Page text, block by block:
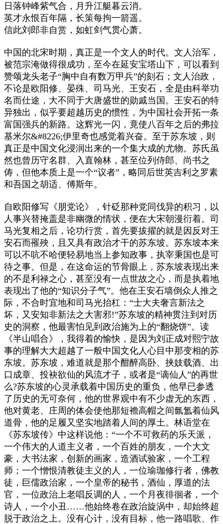
日落钟峰紫气合，月升江艇暮云消。
英才永恨百年隔，长策每拘一箭遥。
信此刘郎非自赏，如虹剑气贯心萧。
中国的北宋时期，真正是一个文人的时代。文人治军，
被范宗淹做得很成功，至今在延安宝塔山下，可以看到
赞颂龙头老子“胸中自有数万甲兵”的刻石；文人治政，
不论是欧阳修、晏殊、司马光、王安石，全是由科举功
名而仕途，大不同于大唐盛世的勋戚当国。王安石的特
异独出，似乎要超越历史的惯性，为中国社会开拓一条
富国强兵的新路。这辉光一闪，竟使八百年之后的弗拉
基米尔&#8226;伊里奇也感觉着兴奋。至于苏东坡，则
真正是中国文化浸润出来的一个集大成的尤物。苏氏虽
然也曾历守名群、入直翰林，甚至位列侍郎、尚书之
俦，但他本质上是一个“议者”，略同后世英吉利之罗素
和吾国之胡适、傅斯年。
自欧阳修写《朋党论》，针砭那种党同伐异的积习，以
人事兴替掩盖是非幽微的情状，便在大宋朝漫衍着。司
马光复相之后，论功行赏，首先要拔擢的就是因反对王
安石而罹殃，且又具有政治才干的苏东坡。苏东坡本来
可以不吭不哈便轻易地当上参知政事，执宰秉国也是可
待之事。但是，在这命运的节骨眼上，苏东坡表现出来
的不是利禄之心，甚至没有一点世故之心，而是执着地
表现出了他的“知识分子气”。他在王安石墙倒众人推之
际，不合时宜地和司马光抬杠：“士大夫奢言新法之
坏，又安知非新法之大害邪!”苏东坡的精神贯注到对历
史的洞察，他最害怕见到政治施为上的“翻烧饼”。读
《半山唱合》，我得着的愉快，是因为刘正成对熙宁故
事的理解大大超越了一般中国文化人心目中那变相的苏
东坡。苏东坡，难道就是那个酣醉高卧、挟妓载酒、出
口成章、投袂欲仙的风流才子，或者是“谪仙人”的再世
么?苏东坡的心灵承载着中国历史的重负，他早已参透
了历史的无可奈何，他的世界观中有不少虚无的东西，
他对黄老、庄周的体会使他那短襜高帽之间氤氲着仙风
道骨，他的足履又坚实地踏着人间的厚土。林语堂在
《苏东坡传》中这样说他：“一个不可救药的乐天派，
一个伟大的人道主义者，一个百姓的朋友，一个大文
豪，大书法家，创新的画家，造酒试验家，一个工程
师；一个憎恨清教徒主义的人，一位瑜珈修行者，佛教
徒，巨儒政治家，一个皇帝的秘书，酒仙，厚道的法
官，一位政治上老唱反调的人，一个月夜徘徊者，一个
诗人，一个小丑……他始终卷在政治旋涡中，却始终超
脱于政治之上。没有心计，没有目标，他一路唱歌、作